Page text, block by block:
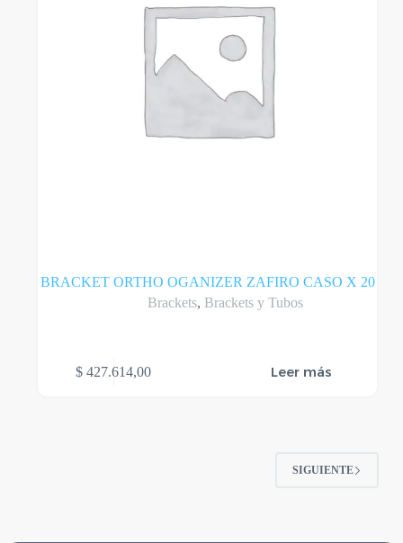
BRACKET ORTHO OGANIZER ZAFIRO CASO X 20
Brackets, Brackets y Tubos
$ 427.614,00 Leer más
SIGUIENTE